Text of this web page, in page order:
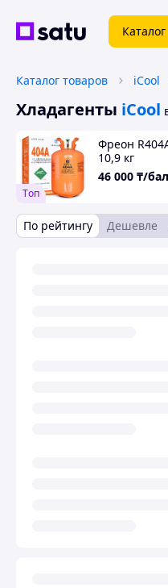
Каталог
Каталог товаров iCool
Хладагенты iCool
Tоп
Фреон
10,9 кг
46 000 ₸/
По рейтингу Дешевле